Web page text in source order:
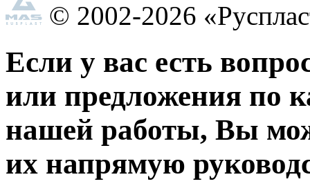
© 2002-2026
Если у вас есть
или предложения по
нашей работы, Вы
их напрямую